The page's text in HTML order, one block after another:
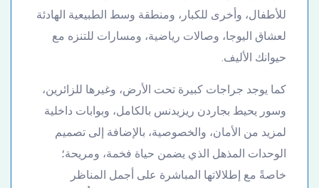
للأطفال، وأخرى للكبار، ومنطقة وسط الطبيعية الهادئة
لعشاق اليوجا، وصالات رياضية، ومسارات للتنزه مع
حيوانك الأليف.
كما يوجد جراجات كبيرة تحت الأرض، وغيرها للزائرين،
وسور يحيط بجاردن ريزيدنس بالكامل، وبوابات داخلية
لمزيد من الأمان، والخصوصية، بالإضافة إلى تصميم
الوحدات المذهل الذي يضمن حياة فخمة، ومريحة؛
خاصةً مع إطلالاتها المباشرة على أجمل المناظر